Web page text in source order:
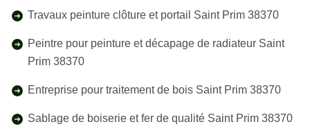
Travaux peinture clôture et portail Saint Prim 38370
Peintre pour peinture et décapage de radiateur Saint
Prim 38370
Entreprise pour traitement de bois Saint Prim 38370
Sablage de boiserie et fer de qualité Saint Prim 38370